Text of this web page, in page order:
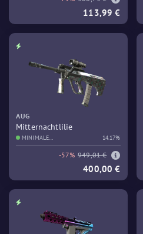
113,99 €
AUG
Mitternachtlilie
MINIMALE
GEBRAUCHSSPUREN
14.17%
-57% 949,01 €
400,00 €